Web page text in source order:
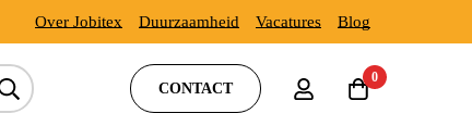
Over Jobitex Duurzaamheid Vacatures Blog
CONTACT
0